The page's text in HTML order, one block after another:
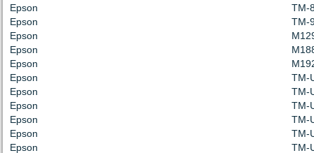
Epson
TM-
Epson
TM-
Epson
Epson
Epson
Epson
TM-
Epson
TM-
Epson
TM-
Epson
TM-
Epson
TM-
Epson
TM-